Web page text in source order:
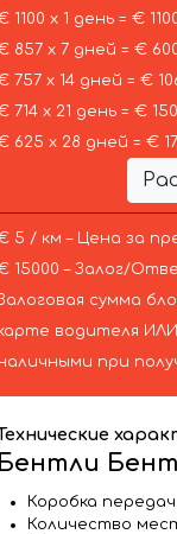
1100 х 1 день = €
857 х 7 дней = €
757 х 14 дней = €
714 х 21 день = €
625 х 28 дней = €
5 / км – Цена за
15000 – Залог/
сумма
водителя
при
Бентли
Коробка
Количество